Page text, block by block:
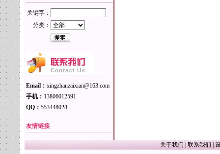
关键字：
分类：
Email： xingzhanzaixian@163.com
手机： 13806012591
QQ： 553448028
友情链接
关于我们 联系我们